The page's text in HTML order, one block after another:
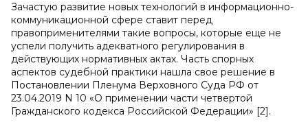
Зачастую развитие новых технологий в информационно-
коммуникационной сфере ставит перед
правоприменителями такие вопросы, которые еще не
успели получить адекватного регулирования в
действующих нормативных актах. Часть спорных
аспектов судебной практики нашла свое решение в
Постановлении Пленума Верховного Суда РФ от
23.04.2019 N 10 «О применении части четвертой
Гражданского кодекса Российской Федерации» [2].